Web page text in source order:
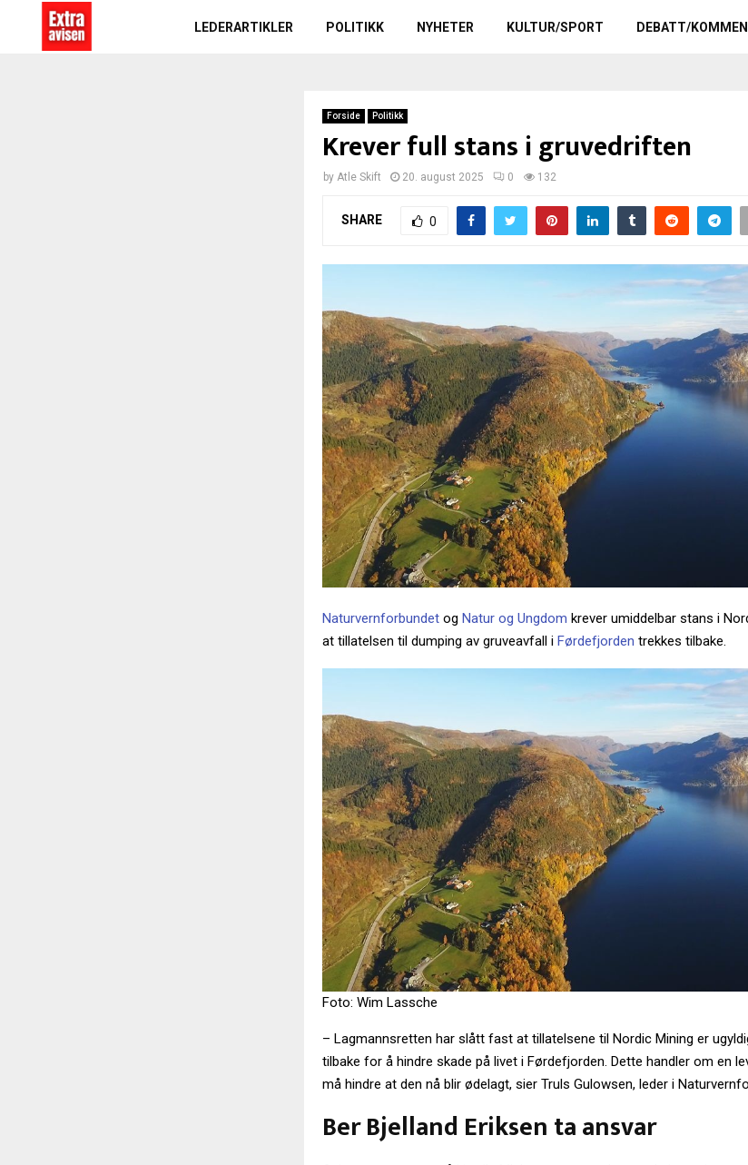
LEDERARTIKLER POLITIKK NYHETER KULTUR/SPORT DEBATT/
Forside Politikk
Krever full stans i gruvedriften
by Atle Skift 20. august 2025 0 132
SHARE 0
Naturvernforbundet og Natur og Ungdom krever umiddelbar stans i
at tillatelsen til dumping av gruveavfall i Førdefjorden trekkes tilbake.
Foto: Wim Lassche
– Lagmannsretten har slått fast at tillatelsene til Nordic Mining er
tilbake for å hindre skade på livet i Førdefjorden. Dette handler om en
må hindre at den nå blir ødelagt, sier Truls Gulowsen, leder i
Ber Bjelland Eriksen ta ansvar